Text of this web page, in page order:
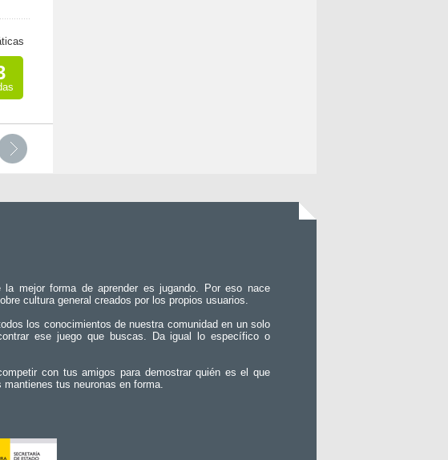
la mejor forma de aprender es jugando. Por eso nace
cultura general creados por los propios usuarios.
los conocimientos de nuestra comunidad en un solo
ese juego que buscas. Da igual lo específico o
con tus amigos para demostrar quién es el que
tus neuronas en forma.